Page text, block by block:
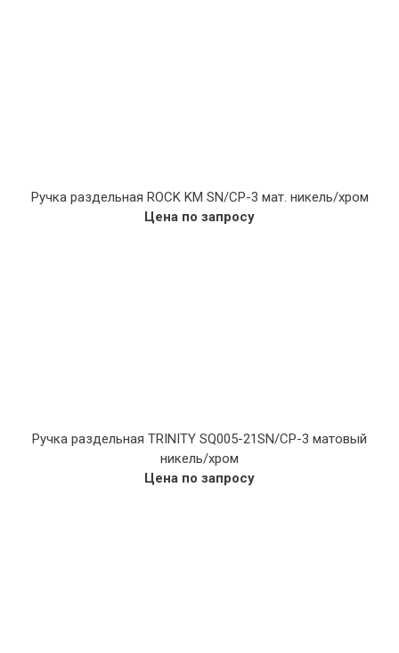
Ручка раздельная ROCK KM SN/CP-3 мат. никель/хром
Цена по запросу
Ручка раздельная TRINITY SQ005-21SN/CP-3 матовый
никель/хром
Цена по запросу